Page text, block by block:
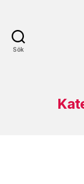
Sök